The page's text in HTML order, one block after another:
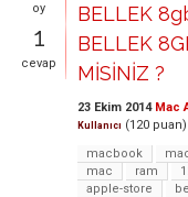
oy
1
cevap
BELLEK
BELLEK
MİSİNİZ ?
23 Ekim 2014 Mac
Kullanıcı (120 puan)
macbook
mac
ram
apple-store